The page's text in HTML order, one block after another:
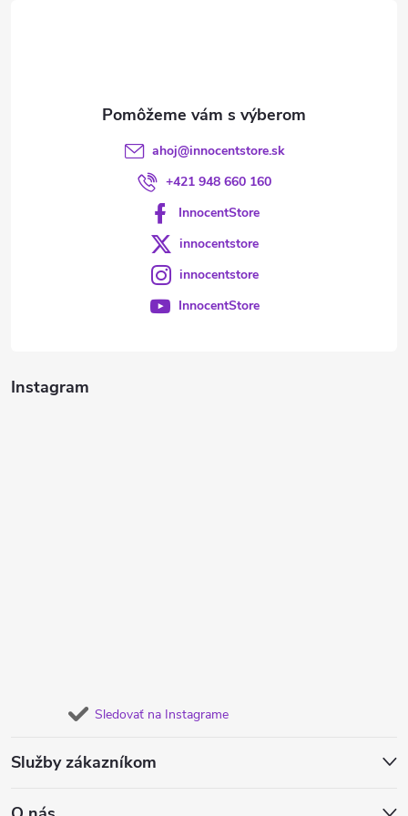
Instagram
Sledovať na Instagrame
Služby zákazníkom
ahoj@innocentstore.sk
+421 948 660 160
InnocentStore
innocentstore
innocentstore
InnocentStore